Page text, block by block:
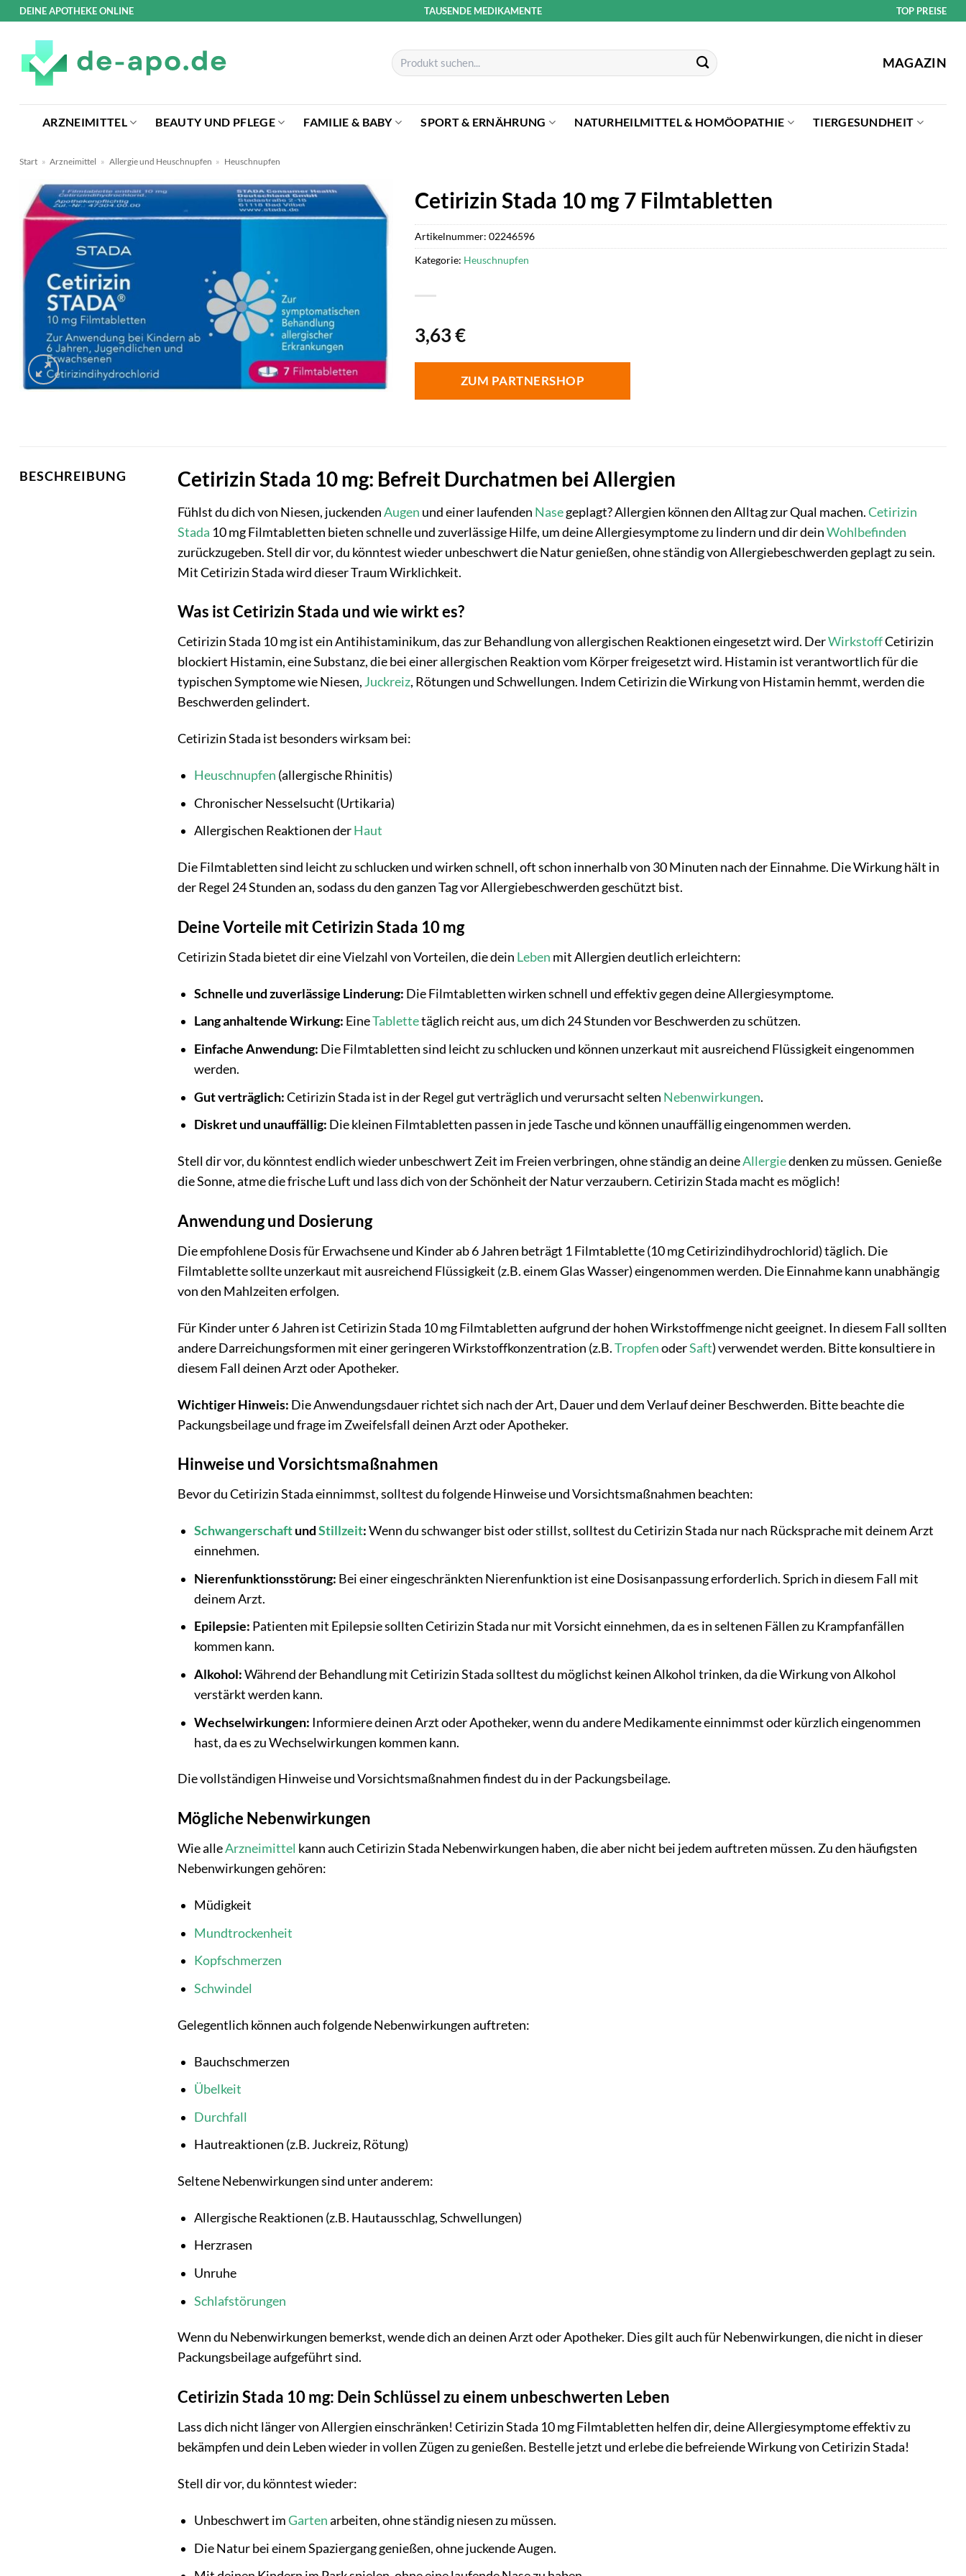
ZumDEINE APOTHEKE ONLINE TAUSENDE MEDIKAMENTE TOP PREISE
Suchen
nach:
MAGAZIN
ARZNEIMITTEL BEAUTY UND PFLEGE FAMILIE & BABY SPORT & ERNÄHRUNG NATURHEILMITTEL & HOMÖOPATHIE TIERGESUNDHEIT
Start » Arzneimittel » Allergie und Heuschnupfen » Heuschnupfen
Cetirizin Stada 10 mg 7 Filmtabletten
3,63€
ZUM PARTNERSHOP
Artikelnummer: 02246596
Kategorie: Heuschnupfen
BESCHREIBUNG Cetirizin Stada 10 mg: Befreit Durchatmen bei Allergien
Fühlst du dich von Niesen, juckendenAugen und einer laufenden Nasegeplagt? Allergien können den Alltag zur Qual machen.Cetirizin
Stada 10 mg Filmtabletten bieten schnelle und zuverlässige Hilfe, um deine Allergiesymptome zu lindern und dir deinWohlbefinden
zurückzugeben. Stell dir vor, du könntest wieder unbeschwert die Natur genießen, ohne ständig von Allergiebeschwerden geplagt zu sein.
Mit Cetirizin Stada wird dieser Traum Wirklichkeit.
Was ist Cetirizin Stada und wie wirkt es?
Cetirizin Stada 10 mg ist ein Antihistaminikum, das zur Behandlung von allergischen Reaktionen eingesetzt wird. DerWirkstoffCetirizin
blockiert Histamin, eine Substanz, die bei einer allergischen Reaktion vom Körper freigesetzt wird. Histamin ist verantwortlich für die
typischen Symptome wie Niesen,Juckreiz, Rötungen und Schwellungen. Indem Cetirizin die Wirkung von Histamin hemmt, werden die
Beschwerden gelindert.
Cetirizin Stada ist besonders wirksam bei:
Heuschnupfen (allergische Rhinitis)
Chronischer Nesselsucht (Urtikaria)
Allergischen Reaktionen derHaut
Die Filmtabletten sind leicht zu schlucken und wirken schnell, oft schon innerhalb von 30 Minuten nach der Einnahme. Die Wirkung hält in
der Regel 24 Stunden an, sodass du den ganzen Tag vor Allergiebeschwerden geschützt bist.
Deine Vorteile mit Cetirizin Stada 10 mg
Cetirizin Stada bietet dir eine Vielzahl von Vorteilen, die dein Leben mit Allergien deutlich erleichtern:
Schnelle und zuverlässige Linderung: Die Filmtabletten wirken schnell und effektiv gegen deine Allergiesymptome.
Lang anhaltende Wirkung: EineTablettetäglich reicht aus, um dich 24 Stunden vor Beschwerden zu schützen.
Einfache Anwendung: Die Filmtabletten sind leicht zu schlucken und können unzerkaut mit ausreichend Flüssigkeit eingenommen
werden.
Gut verträglich:Cetirizin Stada ist in der Regel gut verträglich und verursacht selten Nebenwirkungen.
Diskret und unauffällig: Die kleinen Filmtabletten passen in jede Tasche und können unauffällig eingenommen werden.
Stell dir vor, du könntest endlich wieder unbeschwert Zeit im Freien verbringen, ohne ständig an deineAllergiedenken zu müssen. Genieße
die Sonne, atme die frische Luft und lass dich von der Schönheit der Natur verzaubern. Cetirizin Stada macht es möglich!
Anwendung und Dosierung
Die empfohlene Dosis für Erwachsene und Kinder ab 6 Jahren beträgt 1 Filmtablette (10 mg Cetirizindihydrochlorid) täglich. Die
Filmtablette sollte unzerkaut mit ausreichend Flüssigkeit (z.B. einem Glas Wasser) eingenommen werden. Die Einnahme kann unabhängig
von den Mahlzeiten erfolgen.
Für Kinder unter 6 Jahren ist Cetirizin Stada 10 mg Filmtabletten aufgrund der hohen Wirkstoffmenge nicht geeignet. In diesem Fall sollten
andere Darreichungsformen mit einer geringeren Wirkstoffkonzentration (z.B.TropfenoderSaft) verwendet werden. Bitte konsultiere in
diesem Fall deinen Arzt oder Apotheker.
Wichtiger Hinweis: Die Anwendungsdauer richtet sich nach der Art, Dauer und dem Verlauf deiner Beschwerden. Bitte beachte die
Packungsbeilage und frage im Zweifelsfall deinen Arzt oder Apotheker.
Hinweise und Vorsichtsmaßnahmen
Bevor du Cetirizin Stada einnimmst, solltest du folgende Hinweise und Vorsichtsmaßnahmen beachten:
SchwangerschaftundStillzeit:Wenn du schwanger bist oder stillst, solltest du Cetirizin Stada nur nach Rücksprache mit deinem Arzt
einnehmen.
Nierenfunktionsstörung: Bei einer eingeschränkten Nierenfunktion ist eine Dosisanpassung erforderlich. Sprich in diesem Fall mit
deinem Arzt.
Epilepsie: Patienten mit Epilepsie sollten Cetirizin Stada nur mit Vorsicht einnehmen, da es in seltenen Fällen zu Krampfanfällen
kommen kann.
Alkohol:Während der Behandlung mit Cetirizin Stada solltest du möglichst keinen Alkohol trinken, da die Wirkung von Alkohol
verstärkt werden kann.
Wechselwirkungen: Informiere deinen Arzt oder Apotheker, wenn du andere Medikamente einnimmst oder kürzlich eingenommen
hast, da es zu Wechselwirkungen kommen kann.
Die vollständigen Hinweise und Vorsichtsmaßnahmen findest du in der Packungsbeilage.
Mögliche Nebenwirkungen
Wie alleArzneimittel kann auch Cetirizin Stada Nebenwirkungen haben, die aber nicht bei jedem auftreten müssen. Zu den häufigsten
Nebenwirkungen gehören:
Müdigkeit
Mundtrockenheit
Kopfschmerzen
Schwindel
Gelegentlich können auch folgende Nebenwirkungen auftreten:
Bauchschmerzen
Übelkeit
Durchfall
Hautreaktionen (z.B. Juckreiz, Rötung)
Seltene Nebenwirkungen sind unter anderem:
Allergische Reaktionen (z.B. Hautausschlag, Schwellungen)
Herzrasen
Unruhe
Schlafstörungen
Wenn du Nebenwirkungen bemerkst, wende dich an deinen Arzt oder Apotheker. Dies gilt auch für Nebenwirkungen, die nicht in dieser
Packungsbeilage aufgeführt sind.
Cetirizin Stada 10 mg: Dein Schlüssel zu einem unbeschwerten Leben
Lass dich nicht länger von Allergien einschränken! Cetirizin Stada 10 mg Filmtabletten helfen dir, deine Allergiesymptome effektiv zu
bekämpfen und dein Leben wieder in vollen Zügen zu genießen. Bestelle jetzt und erlebe die befreiende Wirkung von Cetirizin Stada!
Stell dir vor, du könntest wieder:
Unbeschwert imGartenarbeiten, ohne ständig niesen zu müssen.
Die Natur bei einem Spaziergang genießen, ohne juckende Augen.